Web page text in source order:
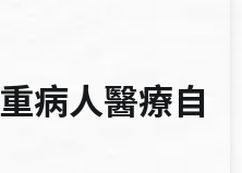
病人醫療自